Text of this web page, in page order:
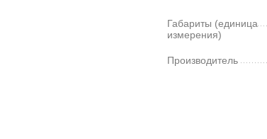
Габариты (единица
измерения)
Производитель